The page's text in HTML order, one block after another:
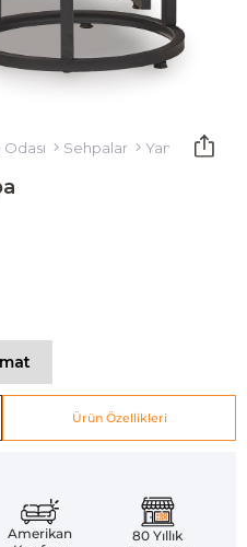
Sehpalar Yan Sehpa
Ürün Özellikleri
Amerikan
80 Yıllık